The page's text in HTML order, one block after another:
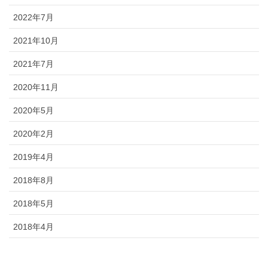
2022年7月
2021年10月
2021年7月
2020年11月
2020年5月
2020年2月
2019年4月
2018年8月
2018年5月
2018年4月